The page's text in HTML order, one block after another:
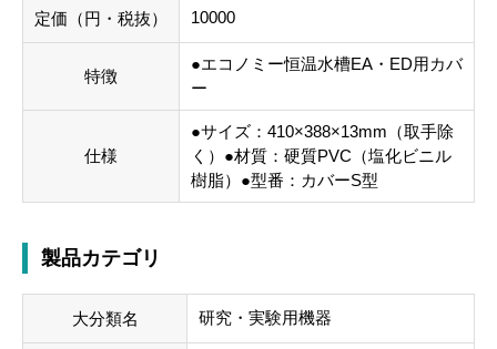
定価（円・税抜） 10000
特徴
●エコノミー恒温水槽EA・ED用カバ
ー
仕様
●サイズ：410×388×13mm（取手除
く）●材質：硬質PVC（塩化ビニル
樹脂）●型番：カバーS型
製品カテゴリ
大分類名 研究・実験用機器